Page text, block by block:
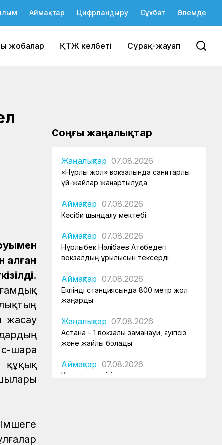
Аймақтар Цифрландыру Сұхбат Әлемде
жобалар ҚТЖ келбеті Сұрақ-жауап
алған
жасау
шара
Соңғы жаңалықтар
Жаңалықтар 07.08.2026
«Нұрлы жол» вокзалында санитарлық
үй-жайлар жаңартылуда
Аймақтар 07.08.2026
Кәсіби шыңдалу мектебі
Аймақтар 07.08.2026
Нұрлыбек Нәлібаев Ақтөбедегі
вокзалдың құрылысын тексерді
Аймақтар 07.08.2026
Екпінді станциясында 800 метр жол
жаңарды
Жаңалықтар 07.08.2026
Астана – 1 вокзалы заманауи, қауіпсіз
және жайлы болады
Аймақтар 07.08.2026
Күзет қызметінің қырандары